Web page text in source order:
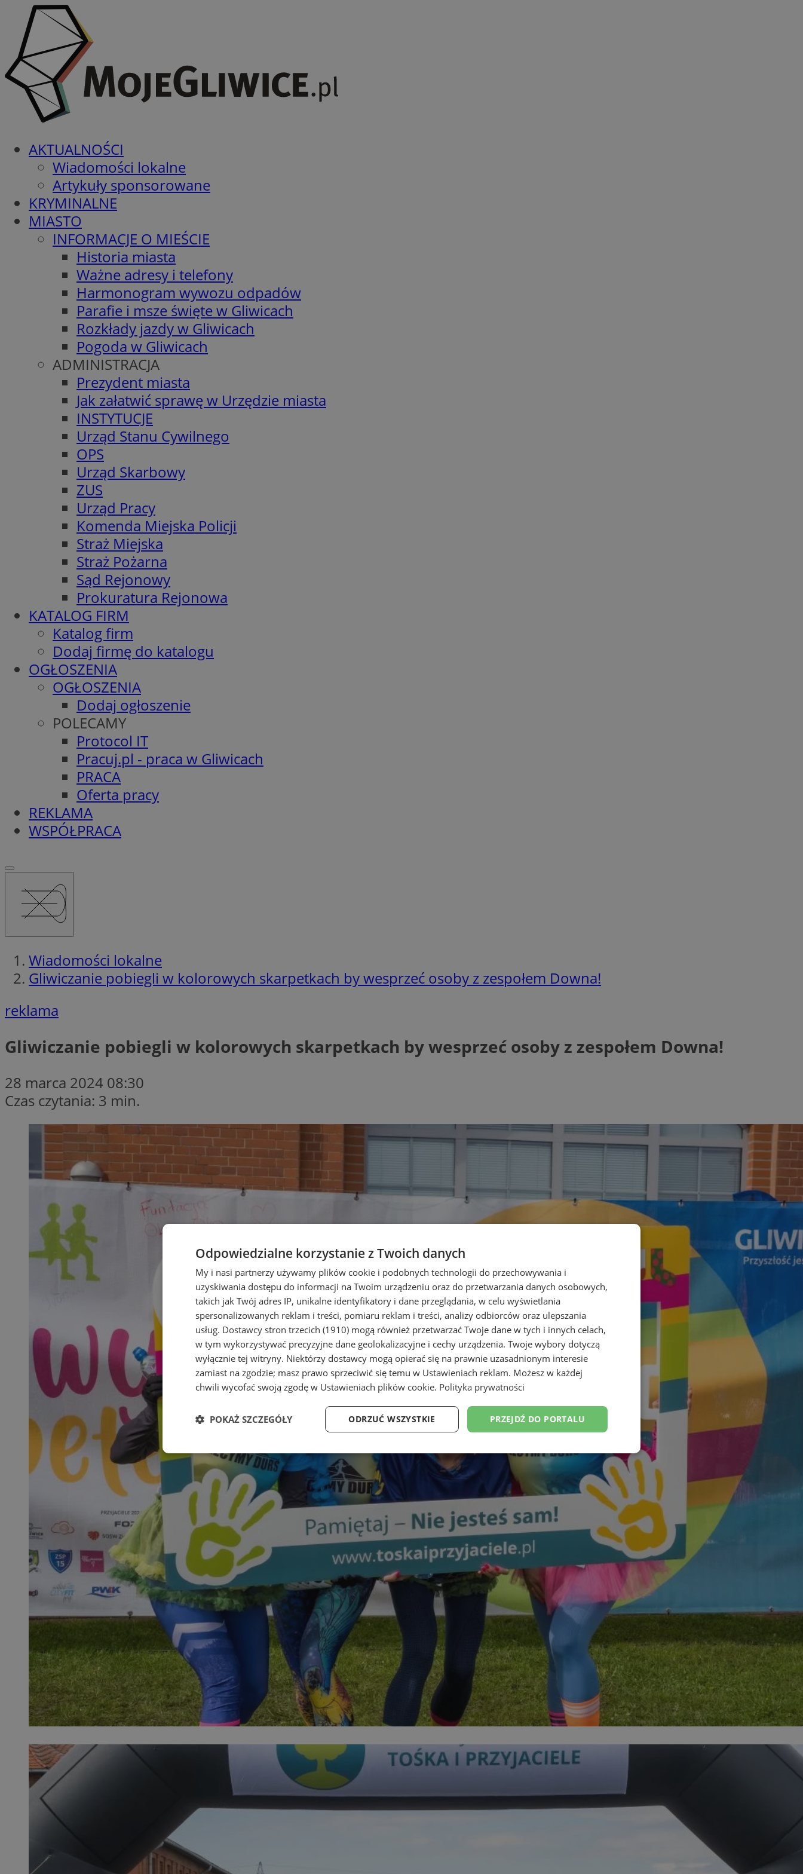
AKTUALNOŚCI
Wiadomości lokalne
Artykuły sponsorowane
KRYMINALNE
MIASTO
INFORMACJE O MIEŚCIE
Historia miasta
Ważne adresy i telefony
Harmonogram wywozu odpadów
Parafie i msze święte w Gliwicach
Rozkłady jazdy w Gliwicach
Pogoda w Gliwicach
ADMINISTRACJA
Prezydent miasta
Jak załatwić sprawę w Urzędzie miasta
INSTYTUCJE
Urząd Stanu Cywilnego
OPS
Urząd Skarbowy
ZUS
Urząd Pracy
Komenda Miejska Policji
Straż Miejska
Straż Pożarna
Sąd Rejonowy
Prokuratura Rejonowa
KATALOG FIRM
Katalog firm
Dodaj firmę do katalogu
OGŁOSZENIA
OGŁOSZENIA
Dodaj ogłoszenie
POLECAMY
Protocol IT
Pracuj.pl - praca w Gliwicach
PRACA
Oferta pracy
REKLAMA
WSPÓŁPRACA
Wiadomości lokalne
Gliwiczanie pobiegli w kolorowych skarpetkach by wesprzeć osoby z zespołem Downa!
reklama
Gliwiczanie pobiegli w kolorowych skarpetkach by wesprzeć osoby z zespołem Downa!
28 marca 2024 08:30
Czas czytania: 3 min.
Odpowiedzialne korzystanie z Twoich danych
My i nasi partnerzy używamy plików cookie i podobnych technologii do przechowywania i
uzyskiwania dostępu do informacji na Twoim urządzeniu oraz do przetwarzania danych osobowych,
takich jak Twój adres IP, unikalne identyfikatory i dane przeglądania, w celu wyświetlania
spersonalizowanych reklam i treści, pomiaru reklam i treści, analizy odbiorców oraz ulepszania
usług. Dostawcy stron trzecich (1910) mogą również przetwarzać Twoje dane w tych i innych celach,
w tym wykorzystywać precyzyjne dane geolokalizacyjne i cechy urządzenia. Twoje wybory dotyczą
wyłącznie tej witryny. Niektórzy dostawcy mogą opierać się na prawnie uzasadnionym interesie
zamiast na zgodzie; masz prawo sprzeciwić się temu w Ustawieniach reklam. Możesz w każdej
chwili wycofać swoją zgodę w Ustawieniach plików cookie. Polityka prywatności
PRZEJDŹ DO PORTALU
ODRZUĆ WSZYSTKIE
POKAŻ SZCZEGÓŁY
Niezbędne Wydajność Targetowanie Funkcjonalność Niesklasyfikowane
Targetowanie Funkcjonalność Niesklasyfikowane
Niezbędne pliki cookie umożliwiają korzystanie z podstawowych funkcji strony internetowej, takich jak logowanie użytkownika i
zarządzanie kontem. Bez niezbędnych plików cookie nie można prawidłowo korzystać ze strony internetowej.
Nazwa
Provider/
Domena
Okres
przechowywania
Opis
mojegliwice.pl 1 rok
Ten plik cookie przechowuje identyfikator sesji.
QeSessID
mojegliwice.pl
Ten plik cookie przechowuje identyfikator sesji.
mojegliwice.pl 1 rok
Ten plik cookie przechowuje identyfikator sesji.
.tiktok.com 1 tydzień 3 dni
Ten plik cookie jest używany do celów uwierzytelniania
i bezpieczeństwa, zapewniając, że użytkownicy
pozostają zalogowani, a ich dane są zabezpieczone, jak
poruszać się przez witrynę internetową lub interakcji z
jej usług.
VISITOR_PRIVACY_METADATA
YouTube
.youtube.com
5 miesięcy 4
tygodnie
Ten plik cookie przechowuje informacje o zgodzie
użytkownika oraz jego preferencjach dotyczących
wybory dotyczące polityki prywatności i ustawień
zgody, zapewniając ich przestrzeganie w kolejnych
wizytach. Dzięki temu użytkownik nie musi ponownie
konfigurować swoich preferencji, co zwiększa wygodę i
CookieScriptConsent
CookieScript
4 tygodnie 2 dni
Ten plik cookie jest używany przez usługę Cookie-
zgody użytkownika na pliki cookie. Jest to konieczne,
Nazwa
Nazwa
Google Privacy Policy